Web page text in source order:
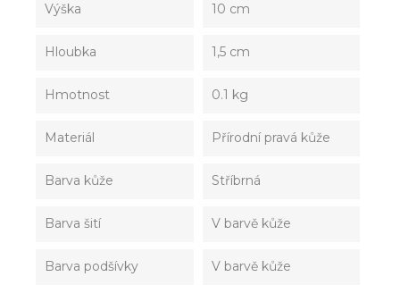
Výška 10 cm
Hloubka 1,5 cm
Hmotnost 0.1 kg
Materiál Přírodní pravá kůže
Barva kůže Stříbrná
Barva šití V barvě kůže
Barva podšívky V barvě kůže